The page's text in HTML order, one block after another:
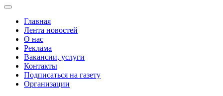
Главная
Лента новостей
О нас
Реклама
Вакансии, услуги
Контакты
Подписаться на газету
Организации